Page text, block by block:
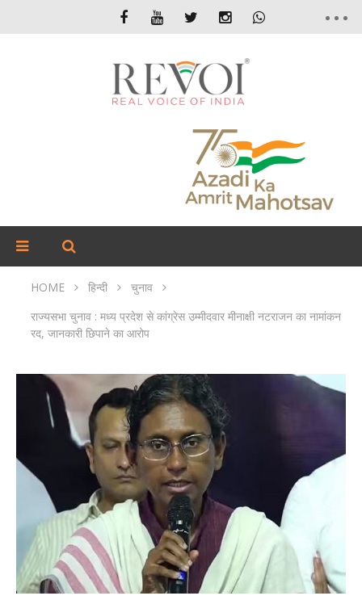
HOME हिन्दी
चुनाव
राज्यसभा चुनाव : मध्य प्रदेश से कांग्रेस उम्मीदवार मीनाक्षी नटराजन का नामांकन
रद, जानकारी छिपाने का आरोप